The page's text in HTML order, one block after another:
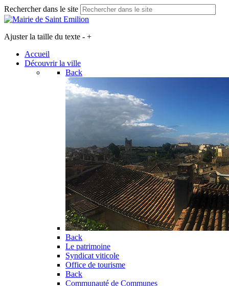
Rechercher dans le site
Ajuster la taille du texte - +
Accueil
Découvrir la ville
Back
Back
Le patrimoine
Syndicat viticole
Office de tourisme
Back
Communauté de Communes